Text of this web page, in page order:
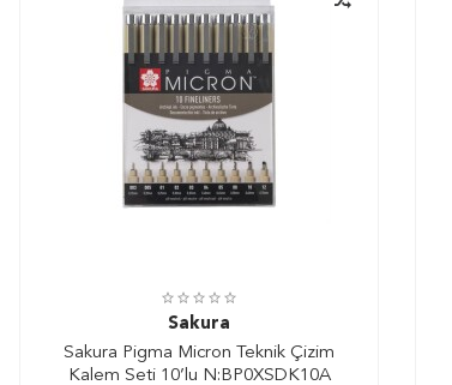
Sakura
Sakura Pigma Micron Teknik Çizim
Kalem Seti 10’lu N:BP0XSDK10A